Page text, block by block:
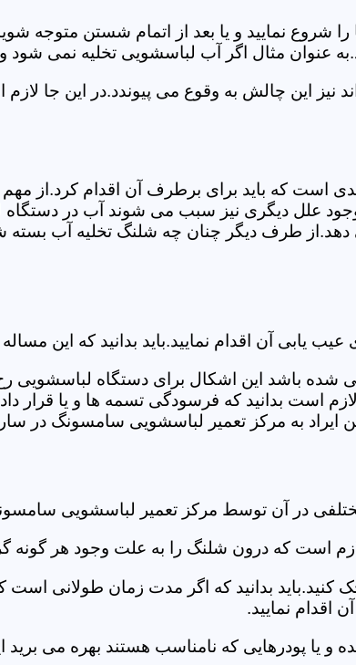
شروع نمایید و یا بعد از اتمام شستن متوجه
عنوان مثال اگر آب لباسشویی تخلیه نمی
این چالش به وقوع می پیوندد.در این جا
است که باید برای برطرف آن اقدام کرد.از
وجود علل دیگری نیز سبب می شوند آب در
دهد.از طرف دیگر چنان چه شلنگ تخلیه آب
آن اقدام نمایید.باید بدانید که این
شده باشد این اشکال برای دستگاه
بدانید که فرسودگی تسمه ها و یا قرار
به مرکز تعمیر لباسشویی سامسونگ در
در آن توسط مرکز تعمیر لباسشویی
است که درون شلنگ را به علت وجود هر گونه
بدانید که اگر مدت زمان طولانی است
نمایید.
و یا پودرهایی که نامناسب هستند بهره می